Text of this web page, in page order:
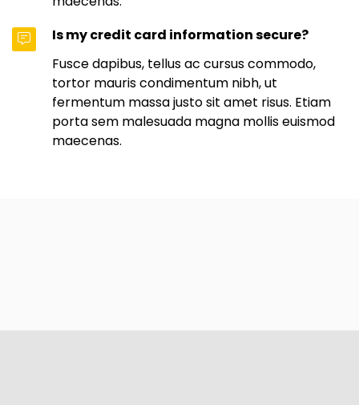
Is my credit card information secure?
Fusce dapibus, tellus ac cursus commodo,
tortor mauris condimentum nibh, ut
fermentum massa justo sit amet risus. Etiam
porta sem malesuada magna mollis euismod
maecenas.